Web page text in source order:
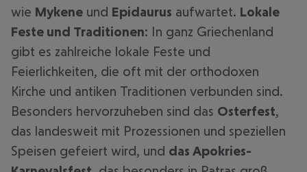
wie Mykene und Epidaurus aufwartet. Lokale
Feste und Traditionen: In ganz Griechenland
gibt es zahlreiche lokale Feste und
Feierlichkeiten, die oft mit der orthodoxen
Kirche und antiken Traditionen verbunden sind.
Besonders hervorzuheben sind das Osterfest,
das landesweit mit Prozessionen und speziellen
Speisen gefeiert wird, und das Apokries-